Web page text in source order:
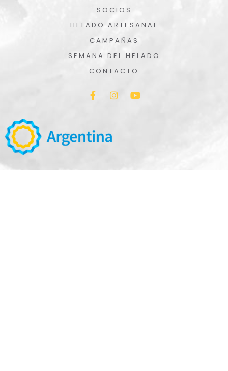
SOCIOS
HELADO ARTESANAL
CAMPAÑAS
SEMANA DEL HELADO
CONTACTO